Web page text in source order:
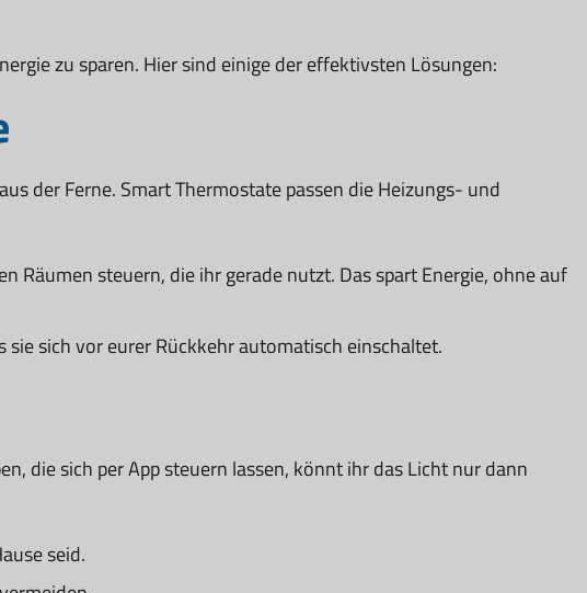
zu sparen. Hier sind einige der effektivsten Lösungen:
der Ferne. Smart Thermostate passen die Heizungs- und
Räumen steuern, die ihr gerade nutzt. Das spart Energie, ohne auf
sich vor eurer Rückkehr automatisch einschaltet.
die sich per App steuern lassen, könnt ihr das Licht nur dann
seid.